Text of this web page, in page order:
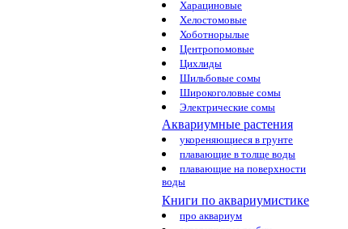
Харациновые
Хелостомовые
Хоботнорылые
Центропомовые
Цихлиды
Шильбовые сомы
Широкоголовые сомы
Электрические сомы
Аквариумные растения
укореняющиеся в грунте
плавающие в толще воды
плавающие на поверхности
воды
Книги по аквариумистике
про аквариум